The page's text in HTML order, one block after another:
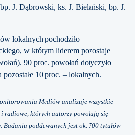
J. Dąbrowski, ks. J. Bielański, bp. J.
lokalnych pochodziło
w którym liderem pozostaje
90 proc. powołań dotyczyło
10 proc. – lokalnych.
Mediów analizuje wszystkie
radiowe, których autorzy powołują się
Badaniu poddawanych jest ok. 700 tytułów